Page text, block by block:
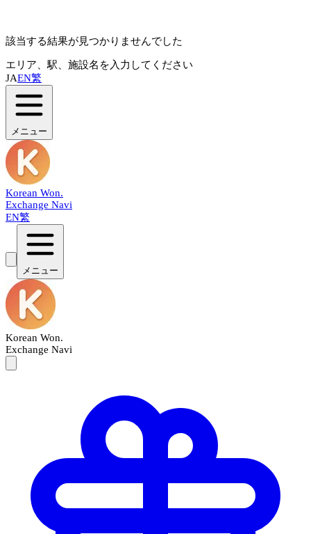
該当する結果が見つかりませんでした
エリア、駅、施設名を入力してください
JAEN繁
メニュー
Korean Won.
Exchange Navi
EN繁
メニュー
Korean Won.
Exchange Navi